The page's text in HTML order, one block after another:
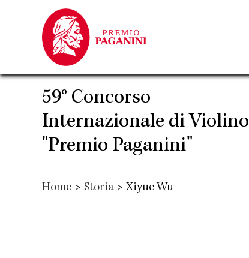
contenuto
principale
59° Concorso
Internazionale di Violino
"Premio Paganini"
Home > Storia > Xiyue Wu